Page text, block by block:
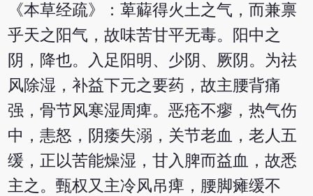
《本草经疏》：萆薢得火土之气，而兼禀
乎天之阳气，故味苦甘平无毒。阳中之
阴，降也。入足阳明、少阴、厥阴。为祛
风除湿，补益下元之要药，故主腰背痛
强，骨节风寒湿周痺。恶疮不瘳，热气伤
中，恚怒，阴痿失溺，关节老血，老人五
缓，正以苦能燥湿，甘入脾而益血，故悉
主之。甄权又主冷风吊痺，腰脚瘫缓不